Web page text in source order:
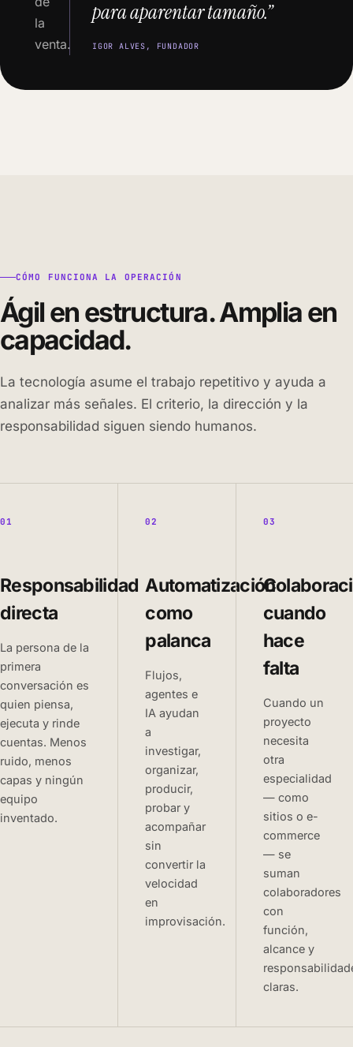
la
venta.
para aparentar tamaño.”
IGOR ALVES, FUNDADOR
CÓMO FUNCIONA LA OPERACIÓN
Ágil en estructura. Amplia en
capacidad.
La tecnología asume el trabajo repetitivo y ayuda a
analizar más señales. El criterio, la dirección y la
responsabilidad siguen siendo humanos.
01
Responsabilidad
directa
La persona de la
primera
conversación es
quien piensa,
ejecuta y rinde
cuentas. Menos
ruido, menos
capas y ningún
equipo
inventado.
02
Automatización
como
palanca
Flujos,
agentes e
IA ayudan
a
investigar,
organizar,
producir,
probar y
acompañar
sin
convertir la
velocidad
en
improvisación.
03
cuando
hace
falta
Cuando un
proyecto
necesita
otra
especialidad
— como
sitios o e-
commerce
— se
suman
colaboradores
con
función,
alcance y
claras.